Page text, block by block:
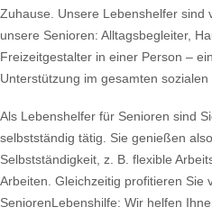
Zuhause. Unsere Lebenshelfer sind
unsere Senioren: Alltagsbegleiter,
Freizeitgestalter in einer Person –
Unterstützung im gesamten sozialen
Als Lebenshelfer für Senioren sind
selbstständig tätig. Sie genießen
Selbstständigkeit, z. B. flexible
Arbeiten. Gleichzeitig profitieren Sie
SeniorenLebenshilfe: Wir helfen